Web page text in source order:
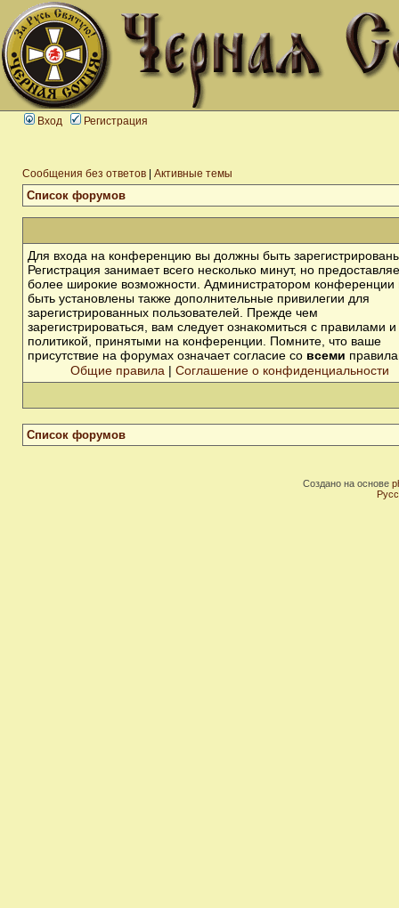
Вход Регистрация
Сообщения без ответов Активные темы
Список форумов
Для входа на конференцию вы должны быть
Регистрация занимает всего несколько минут, но
более широкие возможности. Администратором конференции
быть установлены также дополнительные привилегии для
зарегистрированных пользователей. Прежде чем
зарегистрироваться, вам следует ознакомиться с правилами и
политикой, принятыми на конференции. Помните, что ваше
присутствие на форумах означает согласие со всеми
Общие правила | Соглашение о конфиденциальности
Список форумов
Создано на основе